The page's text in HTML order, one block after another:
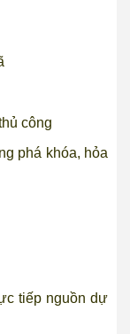
công
phá khóa, hỏa
tiếp nguồn dự